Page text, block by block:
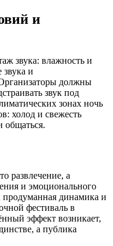
и
звука: влажность и
звука и
должны
звук под
зонах ночь
холод и свежесть
общаться.
развлечение, а
и эмоционального
динамика и
фестиваль в
эффект возникает,
а публика